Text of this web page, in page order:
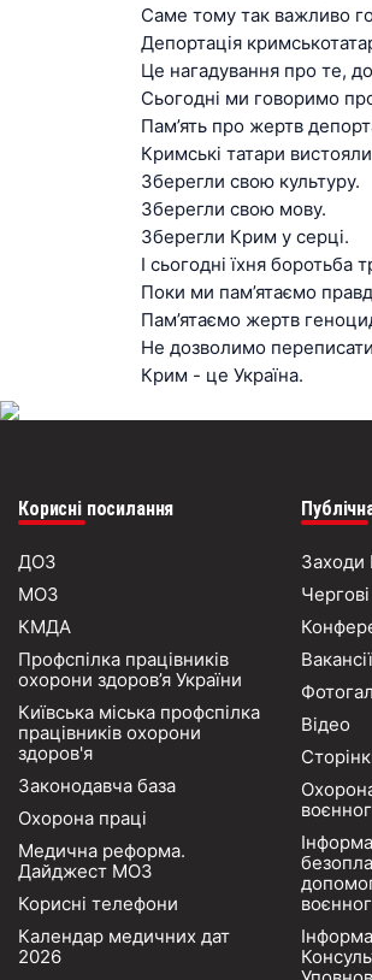
Саме тому так важливо
Депортація
Це нагадування про те,
Сьогодні ми говоримо
Пам’ять про жертв
Кримські татари
Зберегли свою культуру.
Зберегли свою мову.
Зберегли Крим у серці.
І сьогодні їхня боротьба
Поки ми пам’ятаємо
Пам’ятаємо жертв
Не дозволимо переписати
Крим - це Україна.
Корисні посилання
ДОЗ
МОЗ
КМДА
Профспілка працівників
охорони здоров’я України
Київська міська профспілка
працівників охорони
здоров'я
Законодавча база
Охорона праці
Медична реформа.
Дайджест МОЗ
Корисні телефони
Календар медичних дат
2026
Заходи
Чергові
Вакансії
Відео